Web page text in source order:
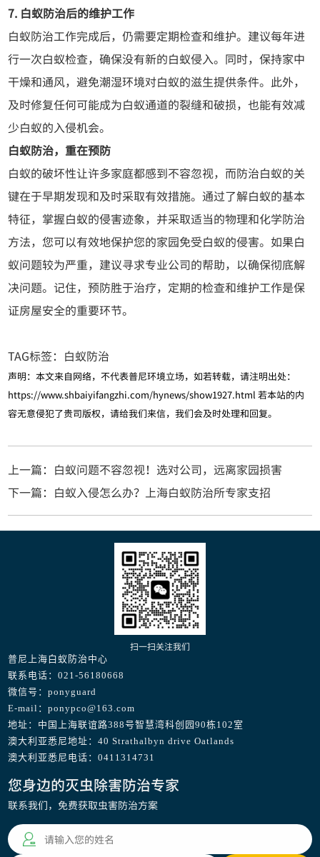
7. 白蚁防治后的维护工作
白蚁防治工作完成后，仍需要定期检查和维护。建议每年进
行一次白蚁检查，确保没有新的白蚁侵入。同时，保持家中
干燥和通风，避免潮湿环境对白蚁的滋生提供条件。此外，
及时修复任何可能成为白蚁通道的裂缝和破损，也能有效减
少白蚁的入侵机会。
白蚁防治，重在预防
白蚁的破坏性让许多家庭都感到不容忽视，而防治白蚁的关
键在于早期发现和及时采取有效措施。通过了解白蚁的基本
特征，掌握白蚁的侵害迹象，并采取适当的物理和化学防治
方法，您可以有效地保护您的家园免受白蚁的侵害。如果白
蚁问题较为严重，建议寻求专业公司的帮助，以确保彻底解
决问题。记住，预防胜于治疗，定期的检查和维护工作是保
证房屋安全的重要环节。
TAG标签： 白蚁防治
声明：本文来自网络，不代表普尼环境立场，如若转载，请注明出处：
https://www.shbaiyifangzhi.com/hynews/show1927.html 若本站的内
容无意侵犯了贵司版权，请给我们来信，我们会及时处理和回复。
上一篇：白蚁问题不容忽视！选对公司，远离家园损害
下一篇：白蚁入侵怎么办？上海白蚁防治所专家支招
扫一扫关注我们
普尼上海白蚁防治中心
联系电话：021-56180668
微信号：ponyguard
E-mail：ponypco@163.com
地址：中国上海联谊路388号智慧湾科创园90栋102室
澳大利亚悉尼地址：40 Strathalbyn drive Oatlands
澳大利亚悉尼电话：0411314731
您身边的灭虫除害防治专家
联系我们，免费获取虫害防治方案